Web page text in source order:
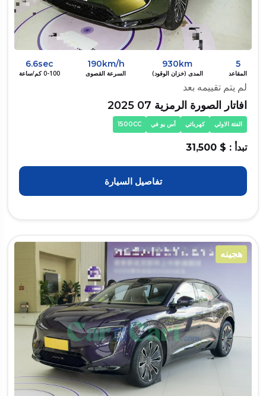
5
المقاعد
930km
المدى (خزان الوقود)
190km/h
السرعة القصوى
6.6sec
0-100 كم/ساعة
لم يتم تقييمه بعد
افاتار الصورة الرمزية 07 2025
الفئة الاولي كهربائي أس يو في 1500CC
تبدأ : $ 31,500
تفاصيل السيارة
هجينه